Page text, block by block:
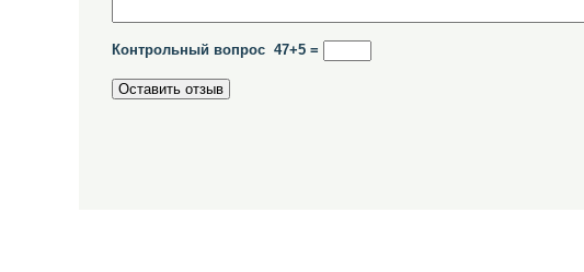
Контрольный вопрос 47+5 =